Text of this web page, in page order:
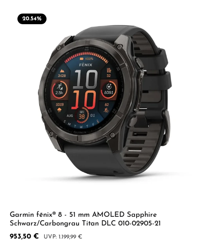
20.54%
Garmin fēnix® 8 - 51 mm AMOLED Sapphire
Schwarz/Carbongrau Titan DLC 010-02905-21
Verkaufspreis:
953,50 € Regulärer Preis:
1.199,99 €